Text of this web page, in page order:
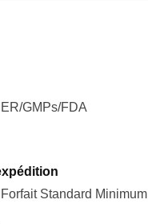
GMPs/FDA
Forfait Standard